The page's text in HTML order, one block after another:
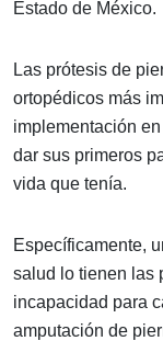
Estado de México.
Las prótesis de
ortopédicos más
implementación
dar sus primeros
vida que tenía.
Específicamente,
salud lo tienen las
incapacidad para
amputación de